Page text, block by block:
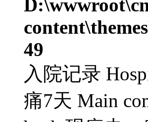
49
入院记录
痛7天 Main